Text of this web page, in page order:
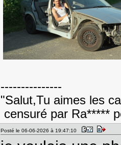
---------------
"Salut,Tu aimes les
censuré par Ra*****
Posté le 06-06-2026 à 19:47:10